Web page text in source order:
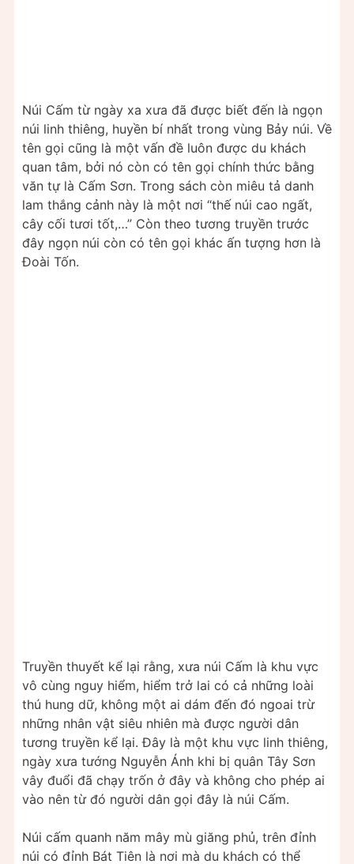
Núi Cấm từ ngày xa xưa đã được biết đến là ngọn
núi linh thiêng, huyền bí nhất trong vùng Bảy núi. Về
tên gọi cũng là một vấn đề luôn được du khách
quan tâm, bởi nó còn có tên gọi chính thức bằng
văn tự là Cấm Sơn. Trong sách còn miêu tả danh
lam thắng cảnh này là một nơi “thế núi cao ngất,
cây cối tươi tốt,…” Còn theo tương truyền trước
đây ngọn núi còn có tên gọi khác ấn tượng hơn là
Đoài Tốn.
Truyền thuyết kể lại rằng, xưa núi Cấm là khu vực
vô cùng nguy hiểm, hiểm trở lai có cả những loài
thú hung dữ, không một ai dám đến đó ngoai trừ
những nhân vật siêu nhiên mà được người dân
tương truyền kể lại. Đây là một khu vực linh thiêng,
ngày xưa tướng Nguyễn Ánh khi bị quân Tây Sơn
vây đuổi đã chạy trốn ở đây và không cho phép ai
vào nên từ đó người dân gọi đây là núi Cấm.
Núi cấm quanh năm mây mù giăng phủ, trên đỉnh
núi có đỉnh Bát Tiên là nơi mà du khách có thể